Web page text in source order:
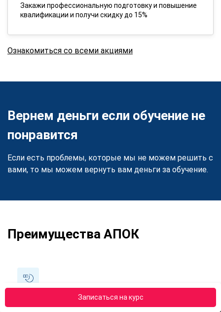
Записаться на курс
Закажи профессиональную подготовку и повышение
квалификации и получи скидку до 15%
Ознакомиться со всеми акциями
Вернем деньги если обучение не
понравится
Если есть проблемы, которые мы не можем решить с
вами, то мы можем вернуть вам деньги за обучение.
Преимущества АПОК
Рассрочка 0%